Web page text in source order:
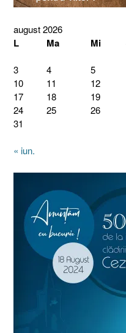
august 2026
L Ma Mi
3
4 5
10
11 12
17
18 19
24
25 26
31
« iun.